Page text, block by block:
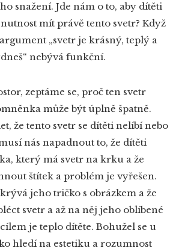
snažení. Jde nám o to, aby dítěti
mít právě tento svetr? Když
„svetr je krásný, teplý a
nebývá funkční.
zeptáme se, proč ten svetr
může být úplně špatně.
že tento svetr se dítěti nelíbí nebo
nás napadnout to, že dítěti
který má svetr na krku a že
štítek a problém je vyřešen.
jeho tričko s obrázkem a že
svetr a až na něj jeho oblíbené
je teplo dítěte. Bohužel se u
hledí na estetiku a rozumnost